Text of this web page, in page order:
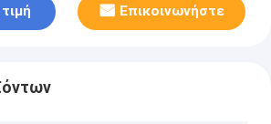
Επικοινωνήστε